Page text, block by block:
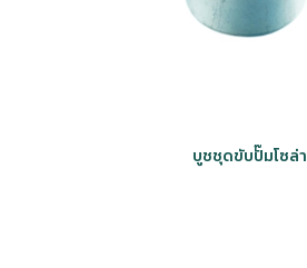
บูชชุดขับปั๊มโซล่า